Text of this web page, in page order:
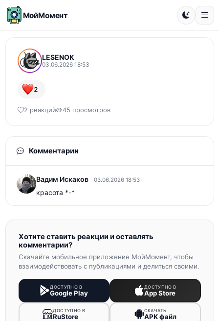
МойМомент
LESENOK
03.06.2026 18:53
2
2 реакций 45 просмотров
Комментарии
Вадим Искаков 03.06.2026 18:53
красота *-*
Хотите ставить реакции и оставлять
комментарии?
Скачайте мобильное приложение МойМомент, чтобы
взаимодействовать с публикациями и делиться своими.
ДОСТУПНО В
Google Play
ДОСТУПНО В
App Store
ДОСТУПНО В
RuStore
СКАЧАТЬ
APK файл